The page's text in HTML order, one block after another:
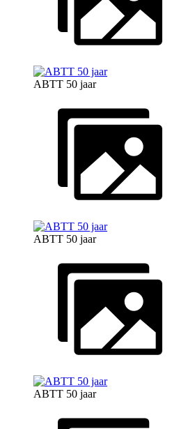
ABTT 50 jaar
ABTT 50 jaar
ABTT 50 jaar